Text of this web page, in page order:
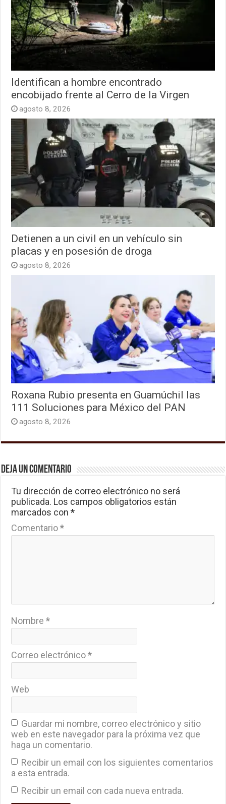
Identifican a hombre encontrado
encobijado frente al Cerro de la Virgen
agosto 8, 2026
Detienen a un civil en un vehículo sin
placas y en posesión de droga
agosto 8, 2026
Roxana Rubio presenta en Guamúchil las
111 Soluciones para México del PAN
agosto 8, 2026
Deja un comentario
Tu dirección de correo electrónico no será
publicada. Los campos obligatorios están
marcados con*
Comentario*
Nombre*
Correo electrónico*
Web
Guardar mi nombre, correo electrónico y sitio
web en este navegador para la próxima vez que
haga un comentario.
Recibir un email con los siguientes comentarios
a esta entrada.
Recibir un email con cada nueva entrada.